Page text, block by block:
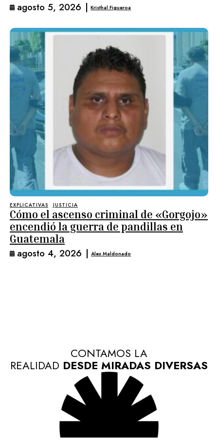
agosto 5, 2026 | Kristhal Figueroa
EXPLICATIVAS JUSTICIA
Cómo el ascenso criminal de «Gorgojo»
encendió la guerra de pandillas en
Guatemala
agosto 4, 2026 | Alex Maldonado
CONTAMOS LA
REALIDAD DESDE MIRADAS DIVERSAS